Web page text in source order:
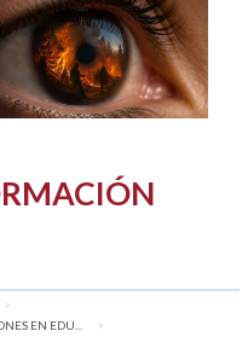
EN EDU...